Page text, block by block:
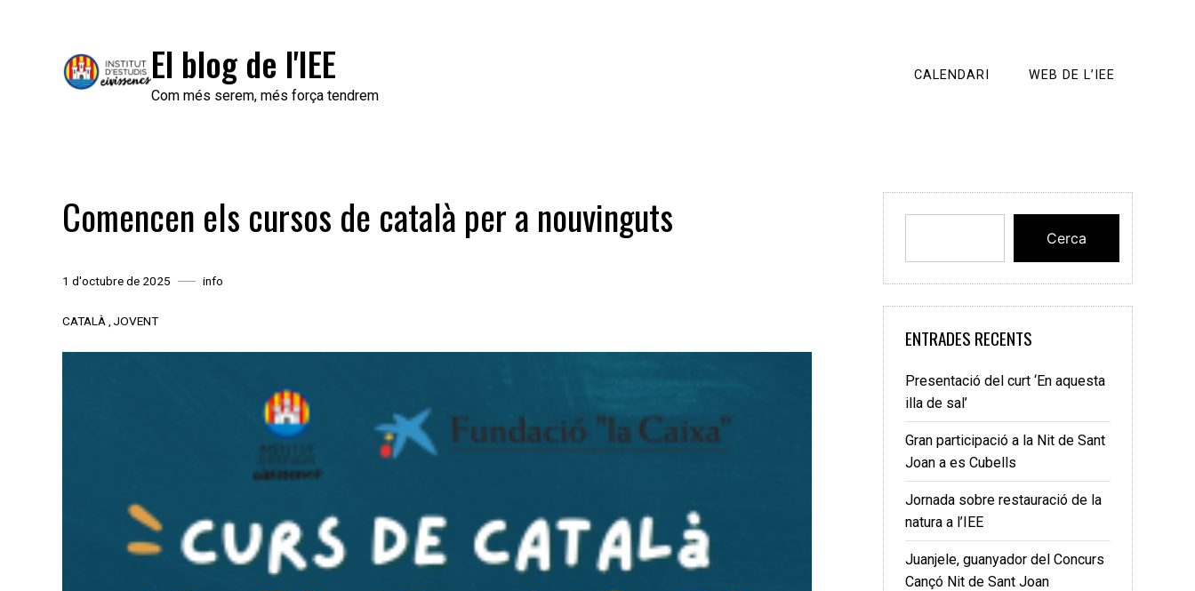
El blog de l'IEE
Com més serem, més força tendrem
CALENDARI WEB DE L’IEE
Comencen els cursos de català per a nouvinguts
1 d'octubre de 2025 info
CATALÀ JOVENT
Cerca
ENTRADES RECENTS
Presentació del curt ‘En aquesta
illa de sal’
Gran participació a la Nit de Sant
Joan a es Cubells
Jornada sobre restauració de la
natura a l’IEE
Juanjele, guanyador del Concurs
Cançó Nit de Sant Joan